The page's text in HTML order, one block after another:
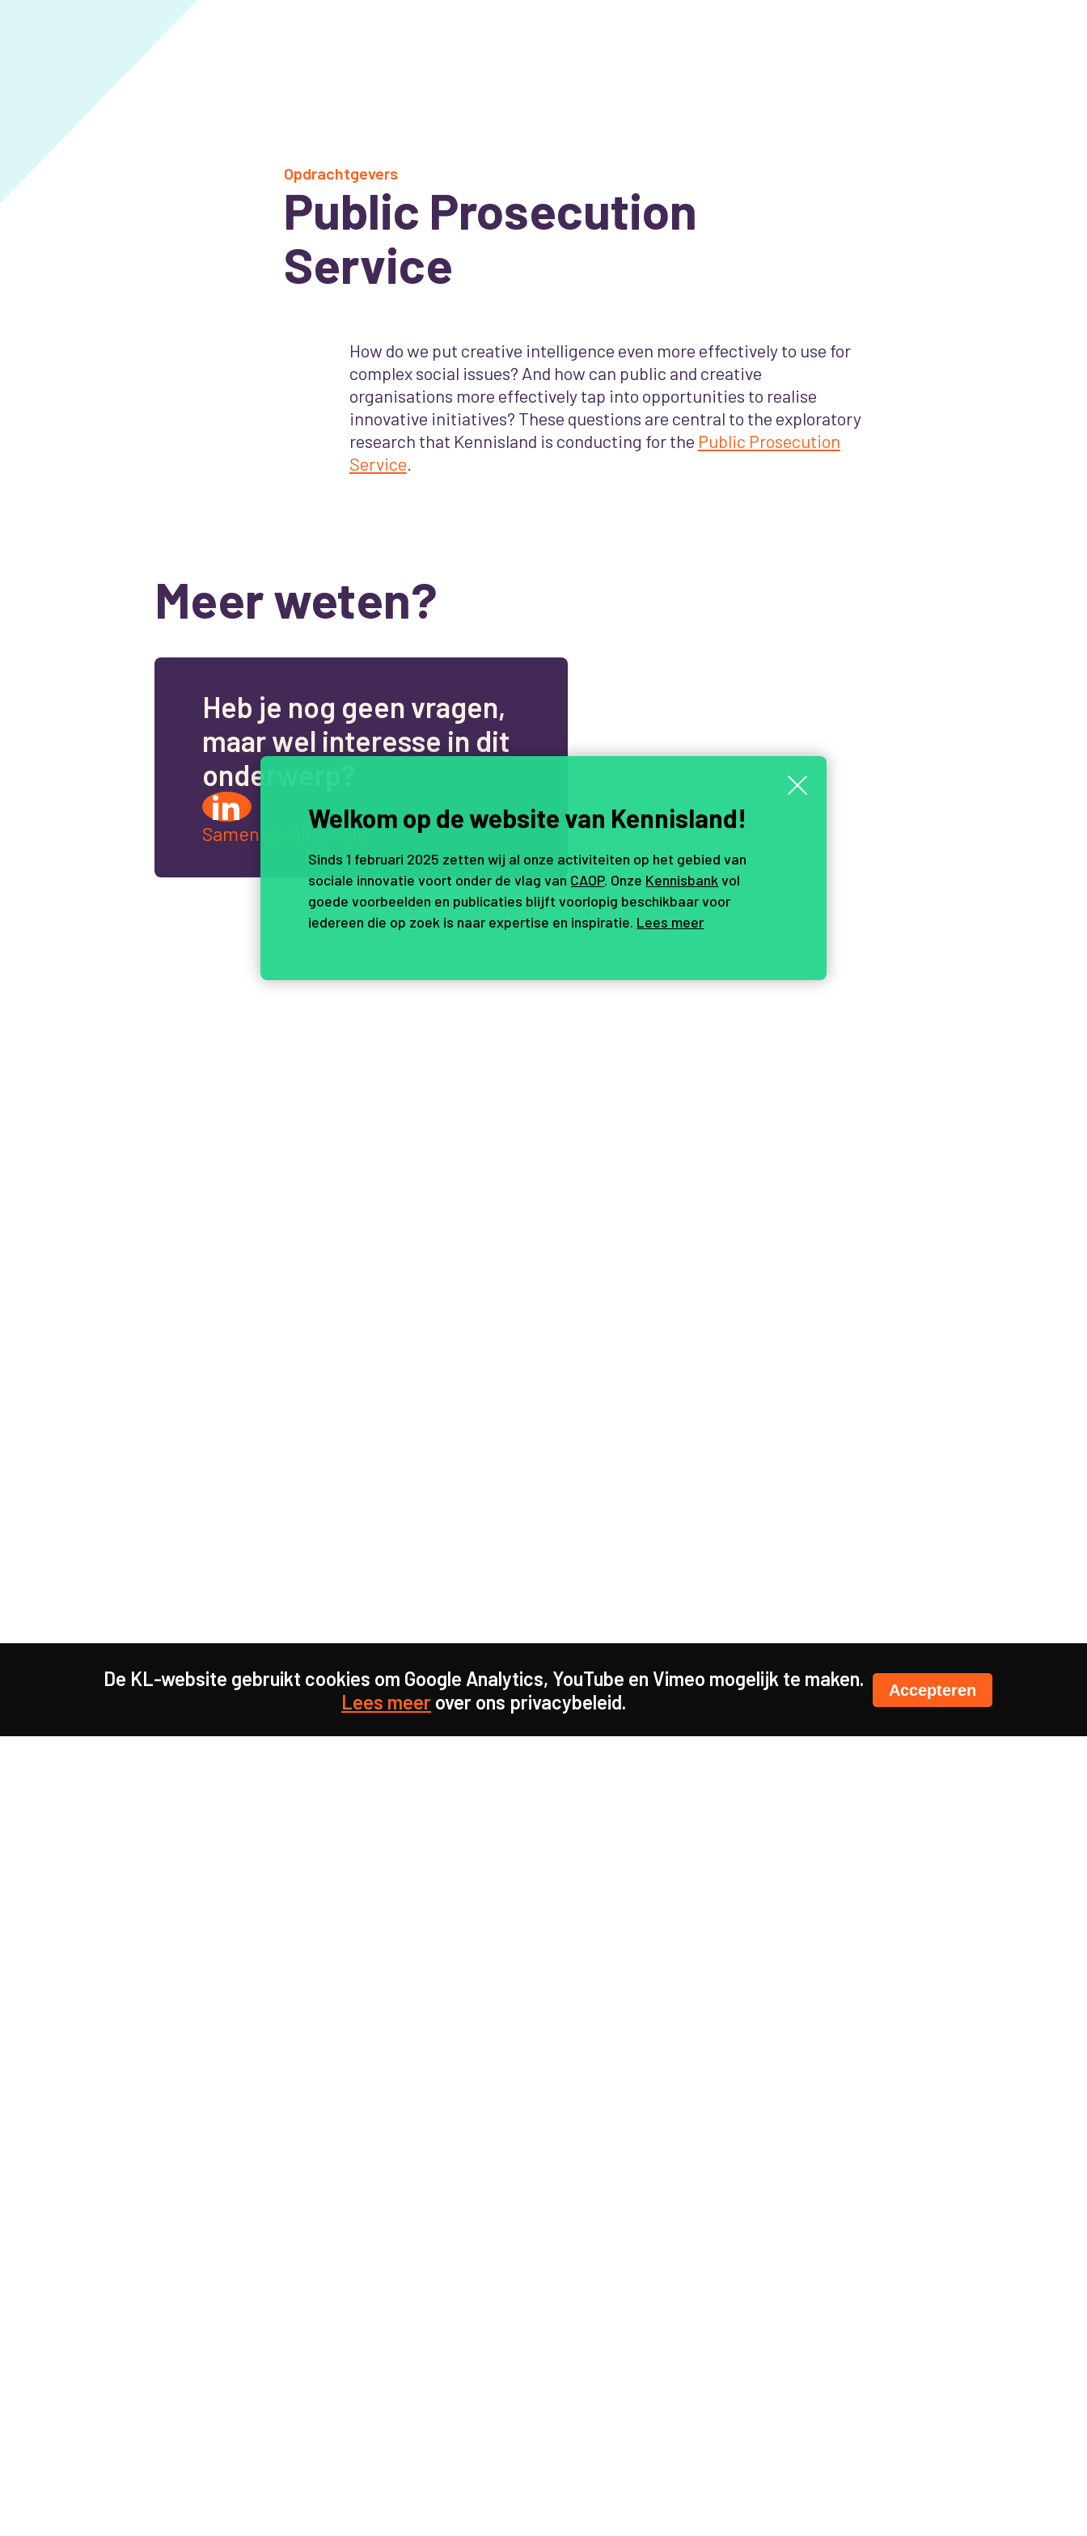
Opdrachtgevers
Public Prosecution
Service
How do we put creative intelligence even more effectively to use for
complex social issues? And how can public and creative
organisations more effectively tap into opportunities to realise
innovative initiatives? These questions are central to the exploratory
research that Kennisland is conducting for the Public Prosecution
Service.
Meer weten?
Heb je nog geen vragen,
maarwel interesse in dit
onde
Samen vernieuwen.
Welkom op de website van Kennisland!
Sinds 1 februari 2025 zetten wij al onze activiteiten op het gebied van
sociale innovatie voort onder de vlag van CAOP. Onze Kennisbank vol
goede voorbeelden en publicaties blijft voorlopig beschikbaar voor
iedereen die op zoek is naar expertise en inspiratie. Lees meer
De KL-website gebruikt cookies om Google Analytics, YouTube en Vimeo mogelijk te maken.
Lees meer over ons privacybeleid. Accepteren